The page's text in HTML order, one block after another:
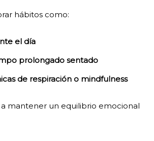
hábitos como:
el día
prolongado sentado
de respiración o mindfulness
mantener un equilibrio emocional